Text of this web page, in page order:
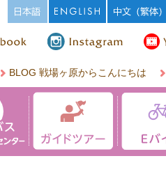
BLOG 戦場ヶ原からこんにちは